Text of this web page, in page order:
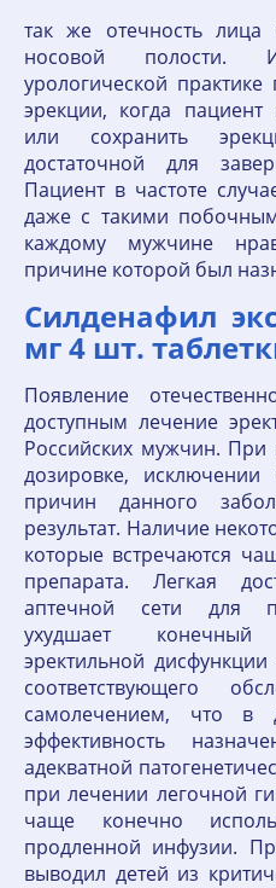
так же отечность
носовой полости.
урологической
эрекции, когда пациент
или сохранить
достаточной для
Пациент в частоте
даже с такими
каждому мужчине
причине которой был
Силденафил
мг 4 шт.
Появление
доступным лечение
Российских мужчин.
дозировке,
причин данного
результат. Наличие
которые встречаются
препарата. Легкая
аптечной сети для
ухудшает конечный
эректильной
соответствующего
самолечением, что в
эффективность
адекватной
при лечении легочной
чаще конечно
продленной инфузии.
выводил детей из